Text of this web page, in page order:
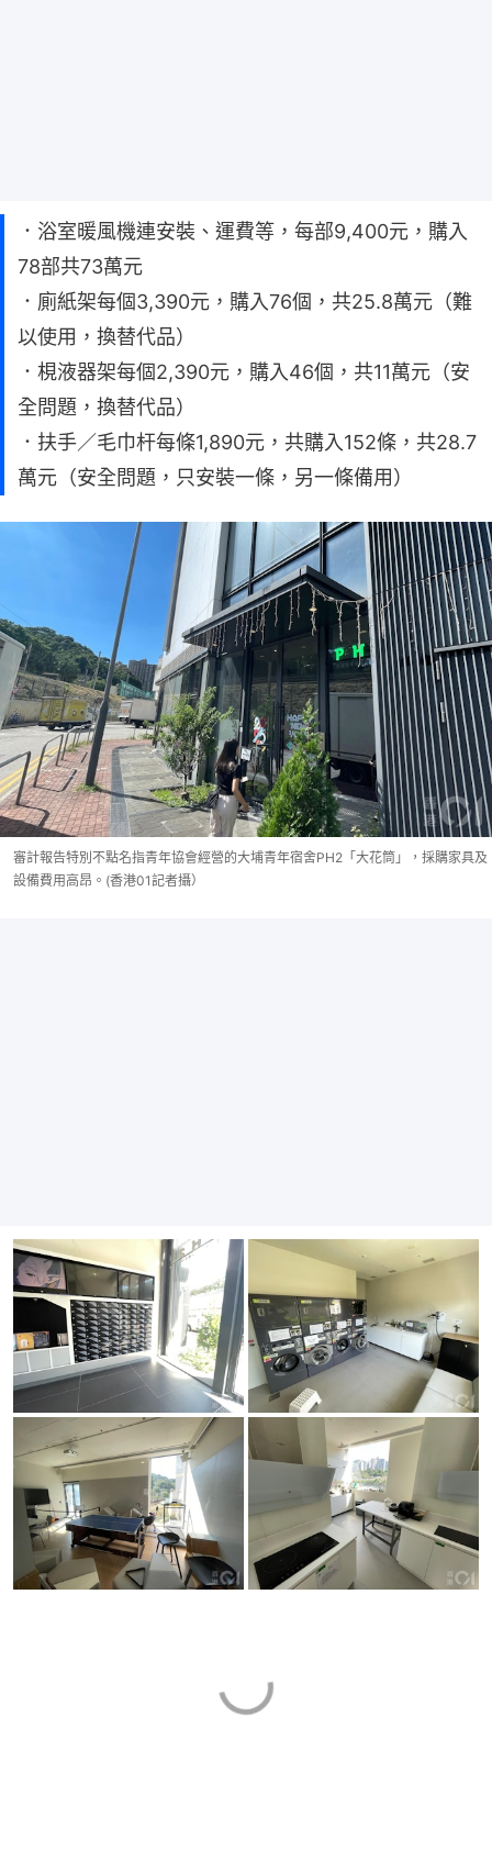
．浴室暖風機連安裝、運費等，每部9,400元，購入
78部共73萬元
．廁紙架每個3,390元，購入76個，共25.8萬元（難
以使用，換替代品）
．梘液器架每個2,390元，購入46個，共11萬元（安
全問題，換替代品）
．扶手／毛巾杆每條1,890元，共購入152條，共28.7
萬元（安全問題，只安裝一條，另一條備用）
審計報告特別不點名指青年協會經營的大埔青年宿舍PH2「大花筒」，採購家具及
設備費用高昂。(香港01記者攝）